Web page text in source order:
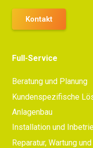
Kontakt
Full-Service
Beratung und Planung
Kundenspezifische
Anlagenbau
Installation und
Reparatur, Wartung